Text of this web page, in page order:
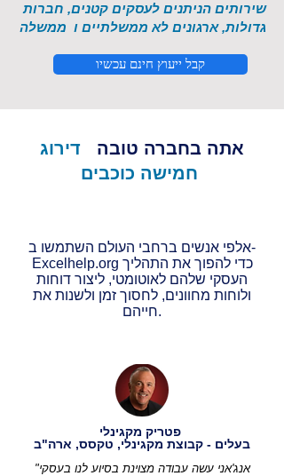
שירותים הניתנים לעסקים קטנים, חברות
גדולות, ארגונים לא ממשלתיים ו ממשלה
קבל ייעוץ חינם עכשיו
אתה בחברה טובה
דירוג
חמישה כוכבים
אלפי אנשים ברחבי העולם השתמשו ב-
Excelhelp.org כדי להפוך את התהליך
העסקי שלהם לאוטומטי, ליצור דוחות
ולוחות מחוונים, לחסוך זמן ולשנות את
חייהם.
בעלים - קבוצת מקגינלי, טקסס, ארה"ב
"אנג'אני עשה עבודה מצוינת בסיוע לנו בעסקי